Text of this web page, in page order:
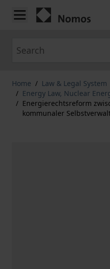
Skip to Content
Home / Law & Legal System
/ Energy Law, Nuclear
/ Energierechtsreform
kommunaler